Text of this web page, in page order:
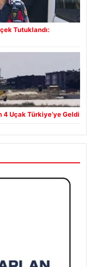
Tutuklandı:
4 Uçak Türkiye’ye Geldi